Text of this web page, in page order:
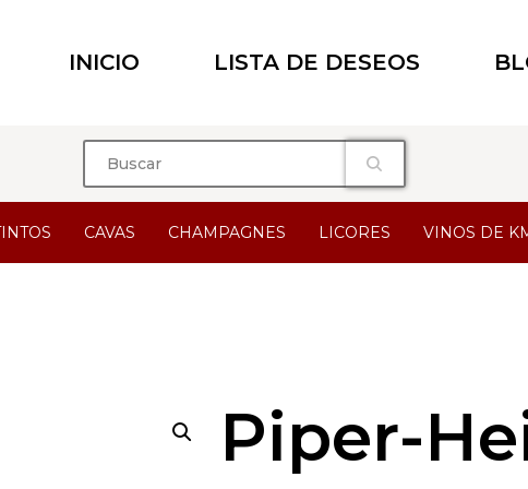
INICIO LISTA DE DESEOS
CAVAS CHAMPAGNES LICORES VINOS DE
Piper-